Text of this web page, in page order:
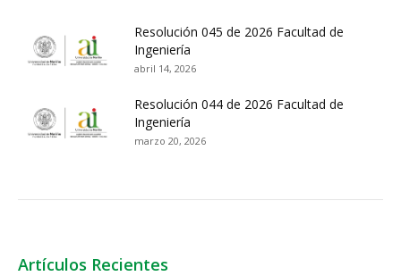
Resolución 045 de 2026 Facultad de
Ingeniería
abril 14, 2026
Resolución 044 de 2026 Facultad de
Ingeniería
marzo 20, 2026
Artículos Recientes